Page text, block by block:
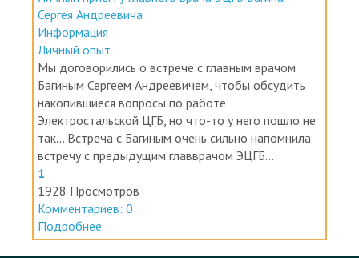
Сергея Андреевича
Информация
Личный опыт
Мы договорились о встрече с главным врачом
Багиным Сергеем Андреевичем, чтобы обсудить
накопившиеся вопросы по работе
Электростальской ЦГБ, но что-то у него пошло не
так... Встреча с Багиным очень сильно напомнила
встречу с предыдущим главврачом ЭЦГБ...
1
1928 Просмотров
Комментариев: 0
Подробнее